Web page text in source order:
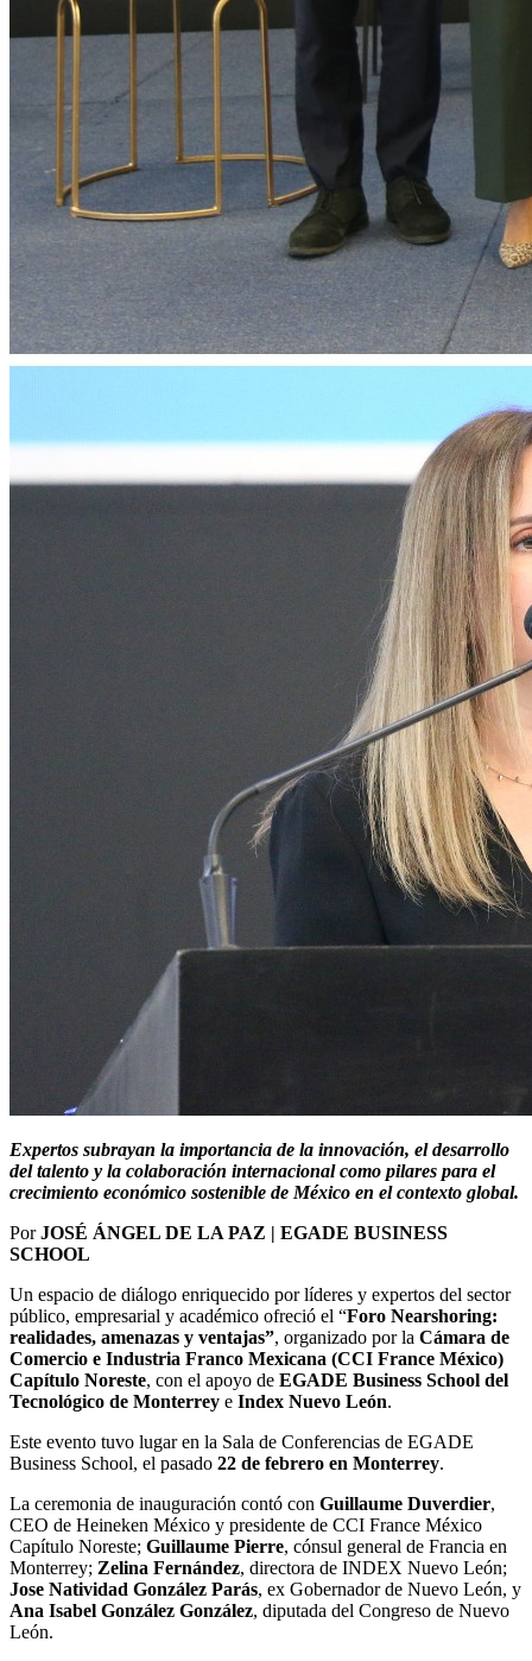
Expertos subrayan la importancia de la innovación, el desarrollo
del talento y la colaboración internacional como pilares para el
crecimiento económico sostenible de México en el contexto global.
PorJOSÉ ÁNGEL DE LA PAZ | EGADE BUSINESS
SCHOOL
Un espacio de diálogo enriquecido por líderes y expertos del sector
público, empresarial y académico ofreció el “Foro Nearshoring:
realidades, amenazas y ventajas”, organizado por la Cámara de
Comercio e Industria Franco Mexicana (CCI France México)
Capítulo Noreste, con el apoyo de EGADE Business School del
Tecnológico de Monterrey e Index Nuevo León.
Este evento tuvo lugar en la Sala de Conferencias de EGADE
Business School, el pasado 22 de febrero en Monterrey.
La ceremonia de inauguración contó con Guillaume Duverdier,
CEO de Heineken México y presidente de CCI France México
Capítulo Noreste; Guillaume Pierre, cónsul general de Francia en
Monterrey; Zelina Fernández, directora de INDEX Nuevo León;
Jose Natividad González Parás, ex Gobernador de Nuevo León, y
Ana Isabel González González, diputada del Congreso de Nuevo
León.